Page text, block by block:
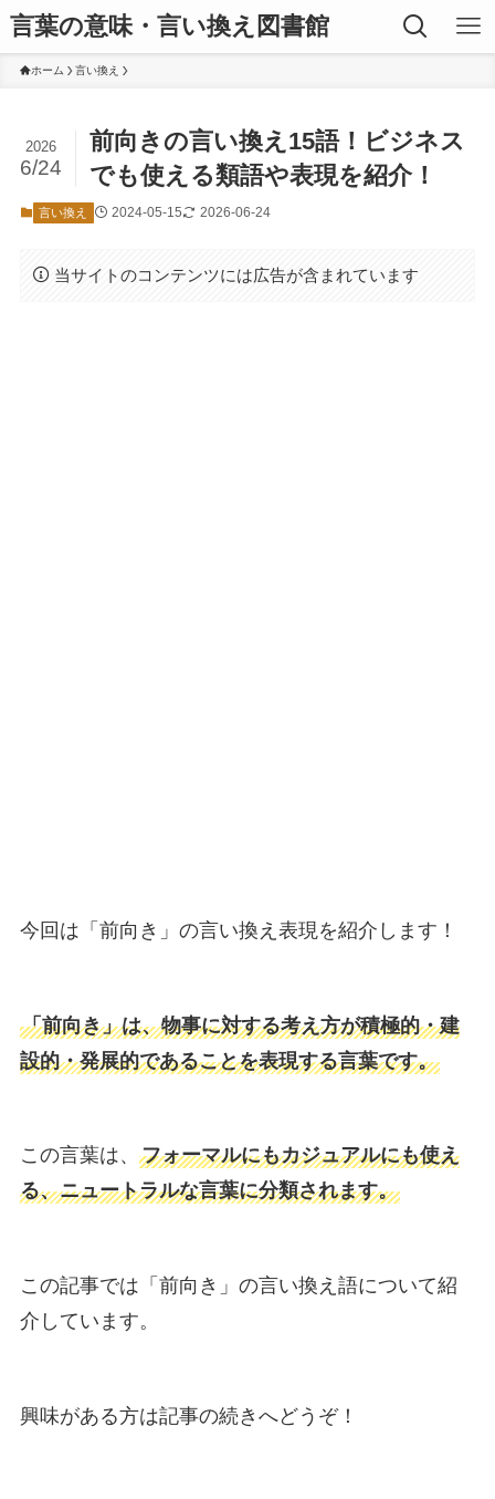
言葉の意味・言い換え図書館
ホーム 言い換え
前向きの言い換え15語！ビジネス
でも使える類語や表現を紹介！
2026
6/24
言い換え 2024-05-15 2026-06-24
当サイトのコンテンツには広告が含まれています
今回は「前向き」の言い換え表現を紹介します！
「前向き」は、物事に対する考え方が積極的・建
設的・発展的であることを表現する言葉です。
この言葉は、 フォーマルにもカジュアルにも使え
る、ニュートラルな言葉に分類されます。
この記事では「前向き」の言い換え語について紹
介しています。
興味がある方は記事の続きへどうぞ！